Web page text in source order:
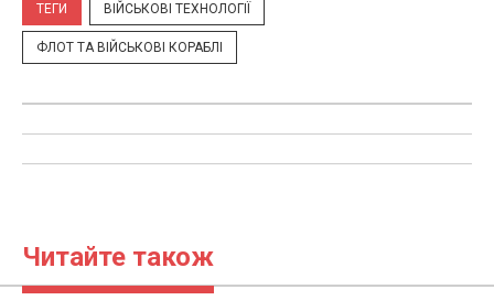
ТЕГИ ВІЙСЬКОВІ ТЕХНОЛОГІЇ
ФЛОТ ТА ВІЙСЬКОВІ КОРАБЛІ
Читайте також